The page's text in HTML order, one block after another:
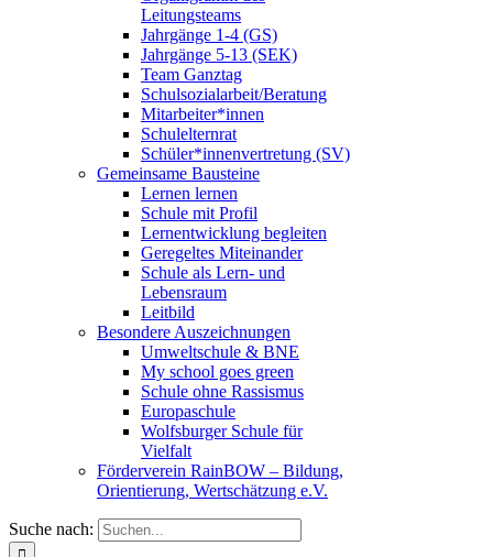
Leitungsteams
Jahrgänge 1-4 (GS)
Jahrgänge 5-13 (SEK)
Team Ganztag
Schulsozialarbeit/Beratung
Mitarbeiter*innen
Schulelternrat
Schüler*innenvertretung (SV)
Gemeinsame Bausteine
Lernen lernen
Schule mit Profil
Lernentwicklung begleiten
Geregeltes Miteinander
Schule als Lern- und
Lebensraum
Leitbild
Besondere Auszeichnungen
Umweltschule & BNE
My school goes green
Schule ohne Rassismus
Europaschule
Wolfsburger Schule für
Vielfalt
Förderverein RainBOW – Bildung,
Orientierung, Wertschätzung e.V.
Suche nach: